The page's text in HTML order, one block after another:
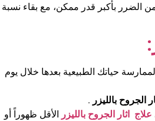
الضرر بأكبر قدر ممكن، مع بقاء نسبة
:
حياتك الطبيعية بعدها خلال يوم
الجروح بالليزر .
علاج اثار الجروح بالليزر
الأقل ظهوراً أو